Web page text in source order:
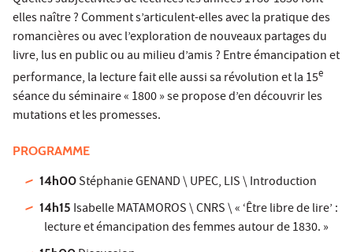
elles naître ? Comment s’articulent-elles avec la pratique des
romancières ou avec l’exploration de nouveaux partages du
livre, lus en public ou au milieu d’amis ? Entre émancipation et
performance, la lecture fait elle aussi sa révolution et la 15e
séance du séminaire « 1800 » se propose d’en découvrir les
mutations et les promesses.
PROGRAMME
14h00Stéphanie GENAND \ UPEC, LIS \ Introduction
14h15 Isabelle MATAMOROS \ CNRS \ « ‘Être libre de lire’ :
lecture et émancipation des femmes autour de 1830. »